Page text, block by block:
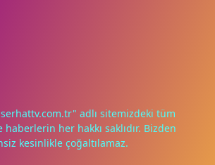
adlı sitemizdeki tüm
haberlerin her hakkı saklıdır. Bizden
kesinlikle çoğaltılamaz.